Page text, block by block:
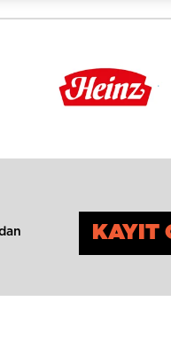
KAYIT